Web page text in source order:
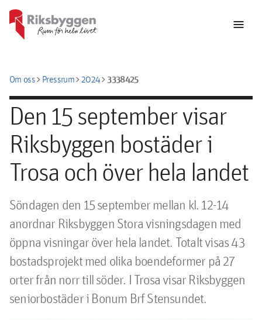
menu
Om osschevron_rightPressrumchevron_right2024chevron_right3338425
Den 15 september visar
Riksbyggen bostäder i
Trosa och över hela landet
Söndagen den 15 september mellan kl. 12-14
anordnar Riksbyggen Stora visningsdagen med
öppna visningar över hela landet. Totalt visas 43
bostadsprojekt med olika boendeformer på 27
orter från norr till söder. ﻿I Trosa visar Riksbyggen
seniorbostäder i Bonum Brf Stensundet.